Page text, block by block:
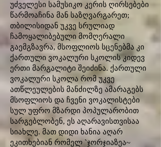
უძველესი სამუსიკო კერის ღირსებები
წარმოაჩინა მან საზღვარგარეთ;
თბილისიდან უკვე სრულიად
ჩამოყალიბებული მომღერალი
გაემგზავრა, მსოფლიოს სცენებმა კი
ქართული ვოკალური სკოლის კიდევ
ერთი მარგალიტი შეიძინა. ქართული
ვოკალური სკოლა რომ უკვე
ათწლეულების მანძილზე ამარაგებს
მსოფლიოს და ჩვენი ვოკალისტები
სულ უფრო მზარდი პოპულარობით
სარგებლობენ, ეს აღარავისთვისაა
სიახლე. მათ დიდი ხანია აღარ
ეკითხებიან რომელ `ჯორჯიაზეა~